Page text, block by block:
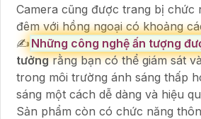
Camera cũng được trang bị chức
đêm với hồng ngoại có khoảng
✍️ Những công nghệ ấn tượng
tưởngrằng bạn có thể giám sát
trong môi trường ánh sáng thấp
sáng một cách dễ dàng và hiệu
Sản phẩm còn có chức năng